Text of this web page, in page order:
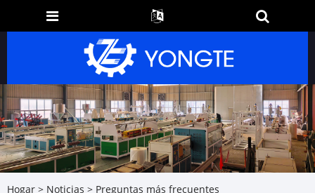
Hogar > Noticias > Preguntas más frecuentes